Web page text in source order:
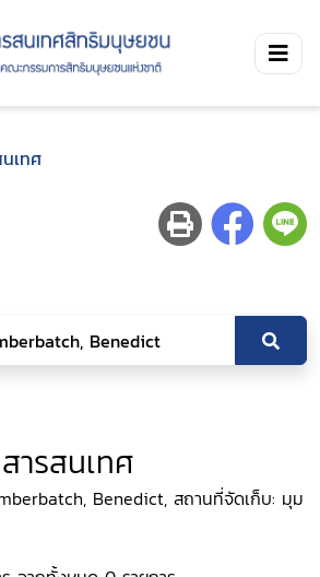
เทศ
ารสนเทศ
Benedict, สถานที่จัดเก็บ: มุม